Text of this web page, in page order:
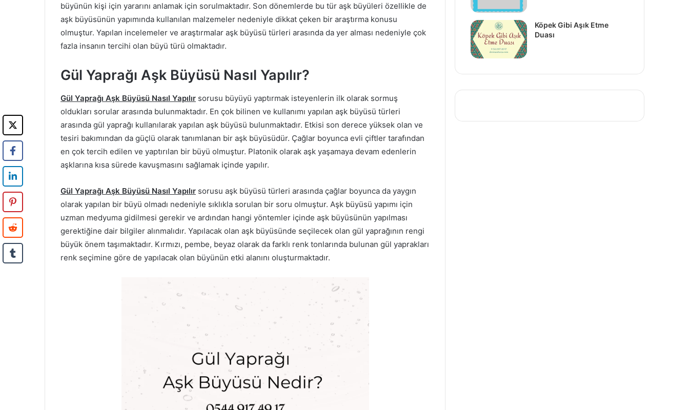
büyünün kişi için yararını anlamak için sorulmaktadır. Son dönemlerde bu tür aşk büyüleri özellikle de
aşk büyüsünün yapımında kullanılan malzemeler nedeniyle dikkat çeken bir araştırma konusu
olmuştur. Yapılan incelemeler ve araştırmalar aşk büyüsü türleri arasında da yer alması nedeniyle çok
fazla insanın tercihi olan büyü türü olmaktadır.
Gül Yaprağı Aşk Büyüsü Nasıl Yapılır?
Gül Yaprağı Aşk Büyüsü Nasıl Yapılır sorusu büyüyü yaptırmak isteyenlerin ilk olarak sormuş
oldukları sorular arasında bulunmaktadır. En çok bilinen ve kullanımı yapılan aşk büyüsü türleri
arasında gül yaprağı kullanılarak yapılan aşk büyüsü bulunmaktadır. Etkisi son derece yüksek olan ve
tesiri bakımından da güçlü olarak tanımlanan bir aşk büyüsüdür. Çağlar boyunca evli çiftler tarafından
en çok tercih edilen ve yaptırılan bir büyü olmuştur. Platonik olarak aşk yaşamaya devam edenlerin
aşklarına kısa sürede kavuşmasını sağlamak içinde yapılır.
Gül Yaprağı Aşk Büyüsü Nasıl Yapılır sorusu aşk büyüsü türleri arasında çağlar boyunca da yaygın
olarak yapılan bir büyü olmadı nedeniyle sıklıkla sorulan bir soru olmuştur. Aşk büyüsü yapımı için
uzman medyuma gidilmesi gerekir ve ardından hangi yöntemler içinde aşk büyüsünün yapılması
gerektiğine dair bilgiler alınmalıdır. Yapılacak olan aşk büyüsünde seçilecek olan gül yaprağının rengi
büyük önem taşımaktadır. Kırmızı, pembe, beyaz olarak da farklı renk tonlarında bulunan gül yaprakları
renk seçimine göre de yapılacak olan büyünün etki alanını oluşturmaktadır.
Köpek Gibi Aşık Etme
Duası